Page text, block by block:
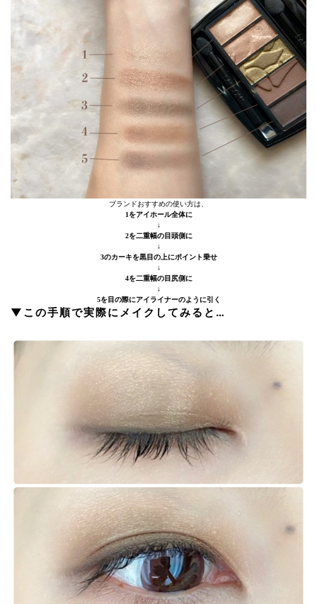
ブランドおすすめの使い方は、
1をアイホール全体に
↓
2を二重幅の目頭側に
↓
3のカーキを黒目の上にポイント乗せ
↓
4を二重幅の目尻側に
↓
5を目の際にアイライナーのように引く
▼この手順で実際にメイクしてみると…